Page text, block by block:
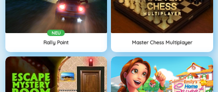
NEU
Rally Point Master Chess Multiplayer